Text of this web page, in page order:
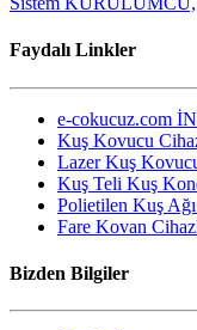
Faydalı Linkler
e-cokucuz.com
Kuş Kovucu
Lazer Kuş
Kuş Teli Kuş
Polietilen Kuş
Fare Kovan
Bizden Bilgiler